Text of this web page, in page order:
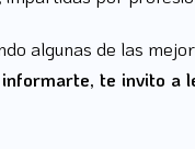
algunas de las
te invito a